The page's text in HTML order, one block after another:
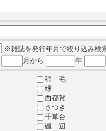
※雑誌を発行年月で絞り込み検
月から 年
稲 毛
緑
西都賀
さつき
千草台
磯 辺